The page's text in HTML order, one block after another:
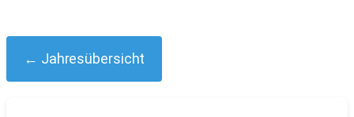
← Jahresübersicht